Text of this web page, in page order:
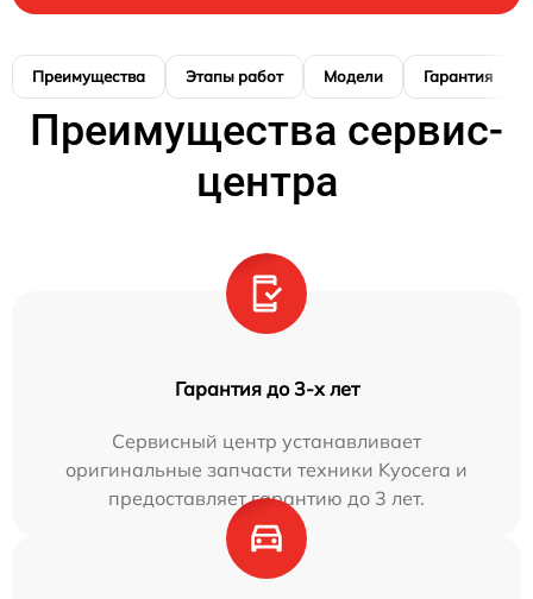
Преимущества Этапы работ Модели Гарантия
Преимущества сервис-
центра
Гарантия до 3-х лет
Сервисный центр устанавливает
оригинальные запчасти техники Kyocera и
предоставляет гарантию до 3 лет.